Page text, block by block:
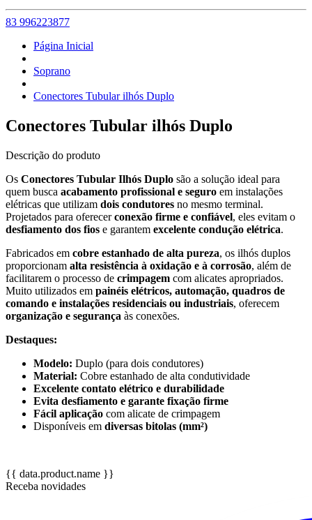
83 996223877
Página Inicial
Soprano
Conectores Tubular ilhós Duplo
Conectores Tubular ilhós Duplo
Descrição do produto
Os Conectores Tubular Ilhós Duplo são a solução ideal para
quem busca acabamento profissional e seguro em instalações
elétricas que utilizam dois condutores no mesmo terminal.
Projetados para oferecerconexão firme e confiável, eles evitam o
desfiamento dos fios e garantem excelente condução elétrica.
Fabricados em cobre estanhado de alta pureza, os ilhós duplos
proporcionam alta resistência à oxidação e à corrosão, além de
facilitarem o processo de crimpagem com alicates apropriados.
Muito utilizados em painéis elétricos, automação, quadros de
comando e instalações residenciais ou industriais, oferecem
organização e segurança às conexões.
Destaques:
Modelo: Duplo (para dois condutores)
Material: Cobre estanhado de alta condutividade
Excelente contato elétrico e durabilidade
Evita desfiamento e garante fixação firme
Fácil aplicação com alicate de crimpagem
Disponíveis em diversas bitolas (mm²)
{{ data.product.name }}
Receba novidades